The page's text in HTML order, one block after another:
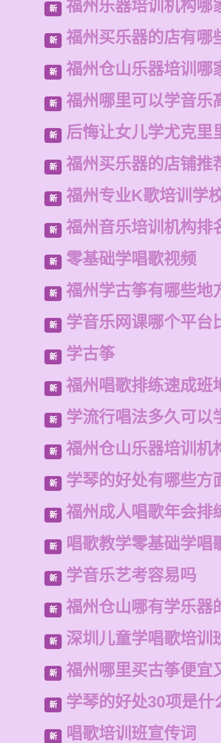
新 福州乐器培训机构哪
新 福州买乐器的店有哪
新 福州仓山乐器培训哪
新 福州哪里可以学音乐
新 后悔让女儿学尤克里
新 福州买乐器的店铺推
新 福州专业K歌培训学
新 福州音乐培训机构排
新 零基础学唱歌视频
新 福州学古筝有哪些地
新 学音乐网课哪个平台
新 学古筝
新 福州唱歌排练速成班
新 学流行唱法多久可以
新 福州仓山乐器培训机
新 学琴的好处有哪些方
新 福州成人唱歌年会排
新 唱歌教学零基础学唱
新 学音乐艺考容易吗
新 福州仓山哪有学乐器
新 深圳儿童学唱歌培训
新 福州哪里买古筝便宜
新 学琴的好处30项是什
新 唱歌培训班宣传词